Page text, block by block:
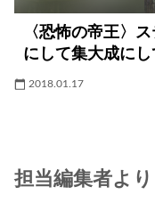
〈恐怖の帝王〉
にして集大成にし
2018.01.17
担当編集者より